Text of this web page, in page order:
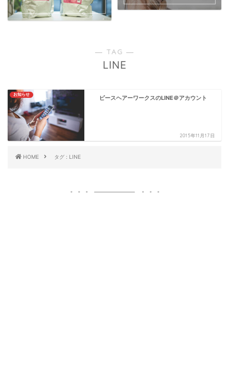
― TAG ―
LINE
お知らせ ピースヘアーワークスのLINE＠アカウント
2015年11月17日
HOME タグ : LINE